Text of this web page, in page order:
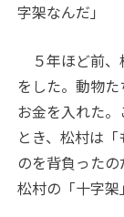
字架なんだ」
５年ほど前、
をした。動物
お金を入れた
とき、松村は
のを背負った
松村の「十字架